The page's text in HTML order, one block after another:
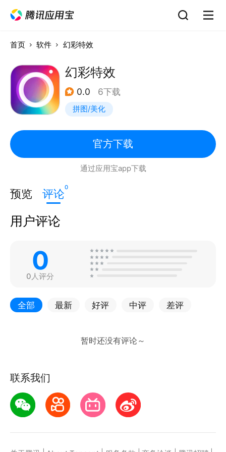
首页 软件 幻彩特效
幻彩特效
0.0 6下载
拼图/美化
官方下载
通过应用宝app下载
预览 评论0
用户评论
0
0人评分
全部 最新 好评 中评 差评
联系我们